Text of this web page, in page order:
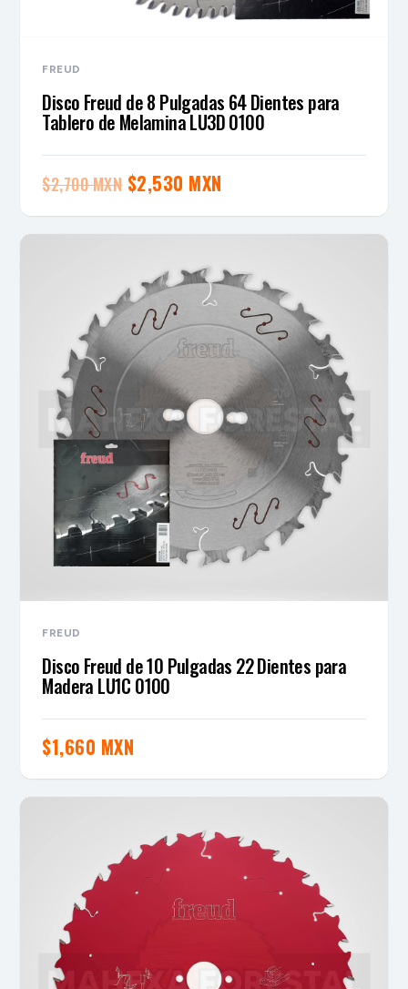
FREUD
Disco Freud de 8 Pulgadas 64 Dientes para
Tablero de Melamina LU3D 0100
$2,700 MXN El
precio
$2,700 MXN.
$2,530 MXN
precio
es:
$2,530 MXN.
FREUD
Disco Freud de 10 Pulgadas 22 Dientes para
Madera LU1C 0100
$1,660 MXN